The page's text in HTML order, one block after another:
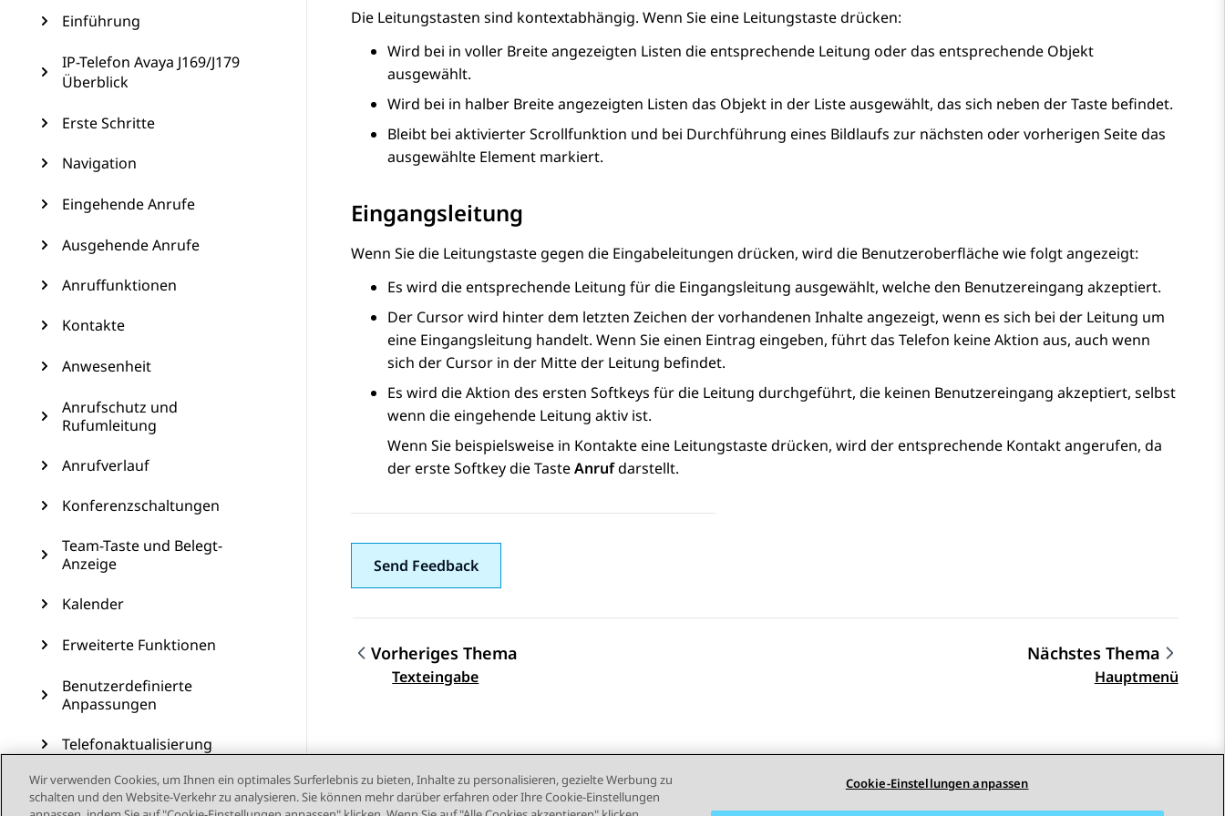
Einführung
IP-Telefon Avaya J169/J179
Überblick
Erste Schritte
Navigation
Eingehende Anrufe
Ausgehende Anrufe
Anruffunktionen
Kontakte
Anwesenheit
Anrufschutz und
Rufumleitung
Anrufverlauf
Konferenzschaltungen
Team-Taste und Belegt-
Anzeige
Kalender
Erweiterte Funktionen
Benutzerdefinierte
Anpassungen
Telefonaktualisierung
Wartung
Die Leitungstasten sind kontextabhängig. Wenn Sie eine Leitungstaste drücken:
Wird bei in voller Breite angezeigten Listen die entsprechende Leitung oder das entsprechende Objekt
ausgewählt.
Wird bei in halber Breite angezeigten Listen das Objekt in der Liste ausgewählt, das sich neben der Taste befindet.
Bleibt bei aktivierter Scrollfunktion und bei Durchführung eines Bildlaufs zur nächsten oder vorherigen Seite das
ausgewählte Element markiert.
Eingangsleitung
Wenn Sie die Leitungstaste gegen die Eingabeleitungen drücken, wird die Benutzeroberfläche wie folgt angezeigt:
Es wird die entsprechende Leitung für die Eingangsleitung ausgewählt, welche den Benutzereingang akzeptiert.
Der Cursor wird hinter dem letzten Zeichen der vorhandenen Inhalte angezeigt, wenn es sich bei der Leitung um
eine Eingangsleitung handelt. Wenn Sie einen Eintrag eingeben, führt das Telefon keine Aktion aus, auch wenn
sich der Cursor in der Mitte der Leitung befindet.
Es wird die Aktion des ersten Softkeys für die Leitung durchgeführt, die keinen Benutzereingang akzeptiert, selbst
wenn die eingehende Leitung aktiv ist.
Wenn Sie beispielsweise in Kontakteeine Leitungstaste drücken, wird der entsprechende Kontakt angerufen, da
der erste Softkey die TasteAnrufdarstellt.
Send Feedback
Themennavigation
Vorheriges Thema
Texteingabe
Nächstes Thema
Hauptmenü
Wir verwenden Cookies, um Ihnen ein optimales Surferlebnis zu bieten, Inhalte zu personalisieren, gezielte Werbung zu
schalten und den Website-Verkehr zu analysieren. Sie können mehr darüber erfahren oder Ihre Cookie-Einstellungen
Cookie-Einstellungen anpassen